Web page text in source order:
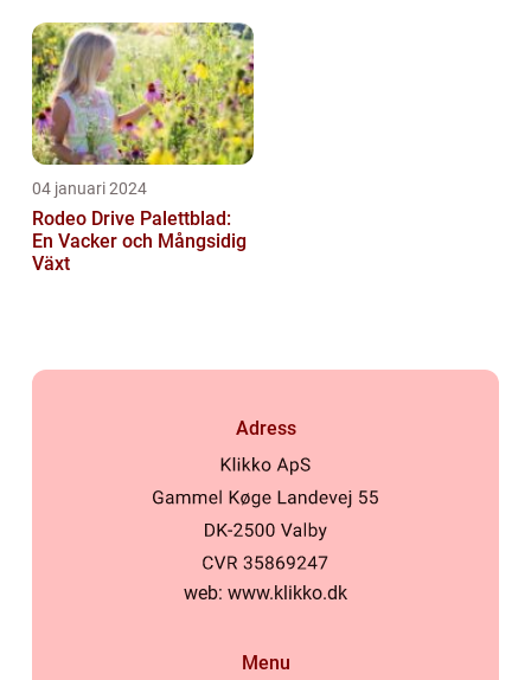
04 januari 2024
Rodeo Drive Palettblad:
En Vacker och Mångsidig
Växt
Adress
web: www.klikko.dk
Menu